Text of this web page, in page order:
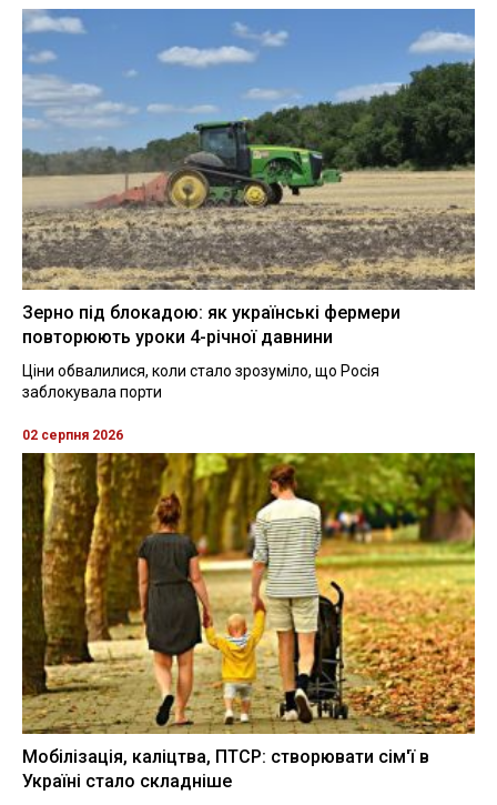
Зерно під блокадою: як українські фермери
повторюють уроки 4-річної давнини
Ціни обвалилися, коли стало зрозуміло, що Росія
заблокувала порти
02 серпня 2026
Мобілізація, каліцтва, ПТСР: створювати сім'ї в
Україні стало складніше